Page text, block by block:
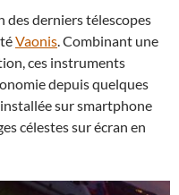
des derniers télescopes
Vaonis. Combinant une
ces instruments
depuis quelques
sur smartphone
célestes sur écran en